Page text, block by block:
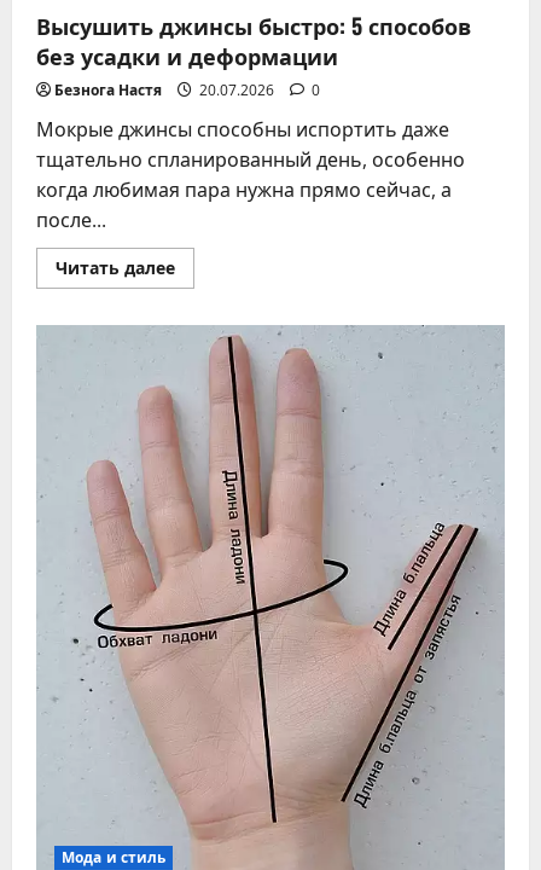
Высушить джинсы быстро: 5 способов
без усадки и деформации
Безнога Настя 20.07.2026 0
Мокрые джинсы способны испортить даже
тщательно спланированный день, особенно
когда любимая пара нужна прямо сейчас, а
после...
Читать далееПрочитать
больше
джинсы
быстро:
способов
без
усадки
и
деформации
Мода и стиль